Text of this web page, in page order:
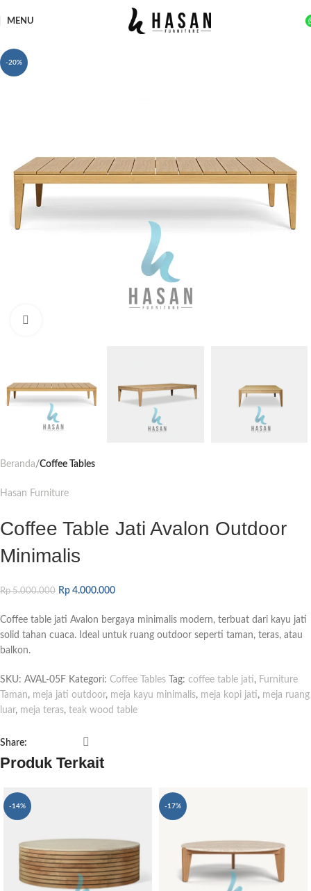
MENU
-20%
Beranda Coffee Tables
Hasan Furniture
Coffee Table Jati Avalon Outdoor
Minimalis
Rp5.000.000 Rp 4.000.000
Coffee table jati Avalon bergaya minimalis modern, terbuat dari kayu jati
solid tahan cuaca. Ideal untuk ruang outdoor seperti taman, teras, atau
balkon.
SKU: AVAL-05F Kategori: Coffee Tables Tag: coffee table jati, Furniture
Taman, meja jati outdoor, meja kayu minimalis, meja kopi jati, meja ruang
luar, meja teras, teak wood table
Share:
Produk Terkait
-14% -17%